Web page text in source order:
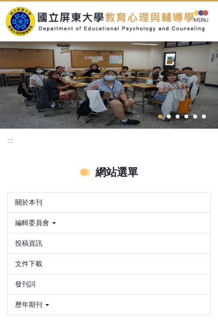
到
主
內
容
區
:::
網站選單
關於本刊
編輯委員會
投稿資訊
文件下載
發刊詞
歷年期刊